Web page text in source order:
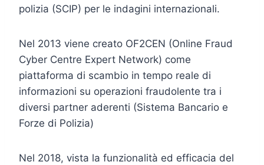
polizia (SCIP) per le indagini internazionali.
Nel 2013 viene creato OF2CEN (Online Fraud
Cyber Centre Expert Network) come
piattaforma di scambio in tempo reale di
informazioni su operazioni fraudolente tra i
diversi partner aderenti (Sistema Bancario e
Forze di Polizia)
Nel 2018, vista la funzionalità ed efficacia del